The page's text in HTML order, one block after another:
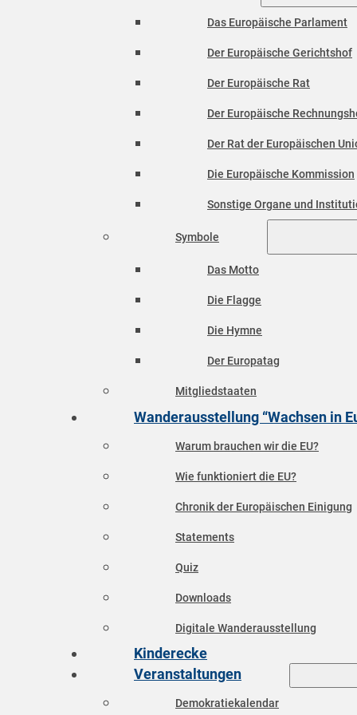
Das Europäische Parlament
Der Europäische Gerichtshof
Der Europäische Rat
Der Europäische
Der Rat der Europäischen
Die Europäische Kommission
Sonstige Organe und
Symbole
Das Motto
Die Flagge
Die Hymne
Der Europatag
Mitgliedstaaten
Wanderausstellung “Wachsen in
Warum brauchen wir die EU?
Wie funktioniert die EU?
Chronik der Europäischen Einigung
Statements
Quiz
Downloads
Digitale Wanderausstellung
Kinderecke
Veranstaltungen
Demokratiekalendar